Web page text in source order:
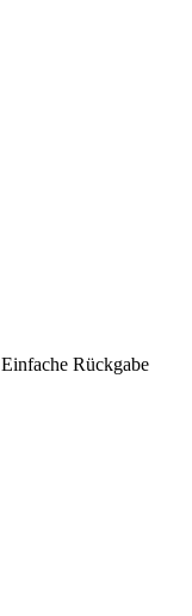
Einfache Rückgabe